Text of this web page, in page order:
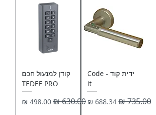
ידית קוד - Code
It
מחיר רגיל
מחיר מבצע
קודן למנעול חכם
TEDEE PRO
מחיר רגיל
מחיר מבצע